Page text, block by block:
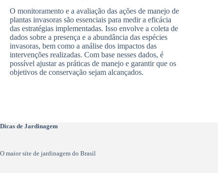
O monitoramento e a avaliação das ações de manejo de
plantas invasoras são essenciais para medir a eficácia
das estratégias implementadas. Isso envolve a coleta de
dados sobre a presença e a abundância das espécies
invasoras, bem como a análise dos impactos das
intervenções realizadas. Com base nesses dados, é
possível ajustar as práticas de manejo e garantir que os
objetivos de conservação sejam alcançados.
Dicas de Jardinagem
O maior site de jardinagem do Brasil